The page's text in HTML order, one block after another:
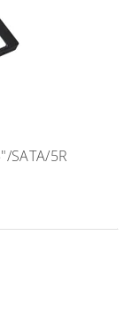
SATA/5R